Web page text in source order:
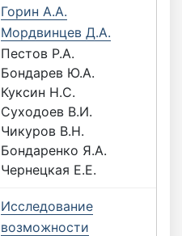
Горин А.А.
Мордвинцев Д.А.
Пестов Р.А.
Бондарев Ю.А.
Куксин Н.С.
Суходоев В.И.
Чикуров В.Н.
Бондаренко Я.А.
Чернецкая Е.Е.
Исследование
возможности